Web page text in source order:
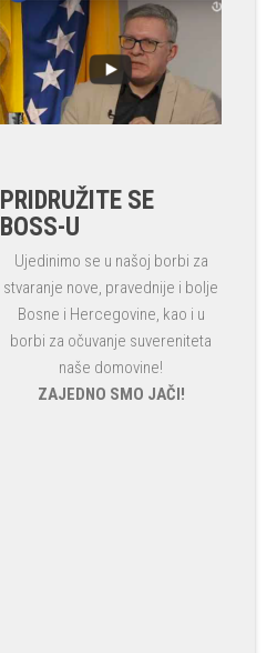
PRIDRUŽITE SE
BOSS-U
Ujedinimo se u našoj borbi za
stvaranje nove, pravednije i bolje
Bosne i Hercegovine, kao i u
borbi za očuvanje suvereniteta
naše domovine!
ZAJEDNO SMO JAČI!